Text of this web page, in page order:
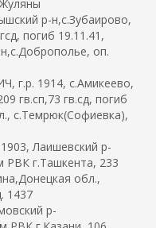
р-н,с.Зубаирово,
погиб 19.11.41,
оп.
1914, с.Амикеево,
гв.сп,73 гв.сд, погиб
с.Темрюк(Софиевка),
Лаишевский р-
РВК г.Ташкента, 233
обл.,
1437
р-